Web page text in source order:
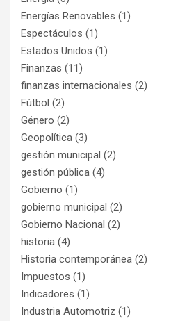
Energías Renovables (1)
Espectáculos (1)
Estados Unidos (1)
Finanzas (11)
finanzas internacionales (2)
Fútbol (2)
Género (2)
Geopolítica (3)
gestión municipal (2)
gestión pública (4)
Gobierno (1)
gobierno municipal (2)
Gobierno Nacional (2)
historia (4)
Historia contemporánea (2)
Impuestos (1)
Indicadores (1)
Industria Automotriz (1)